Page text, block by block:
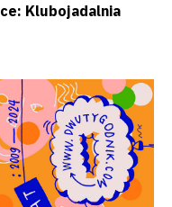
Klubojadalnia